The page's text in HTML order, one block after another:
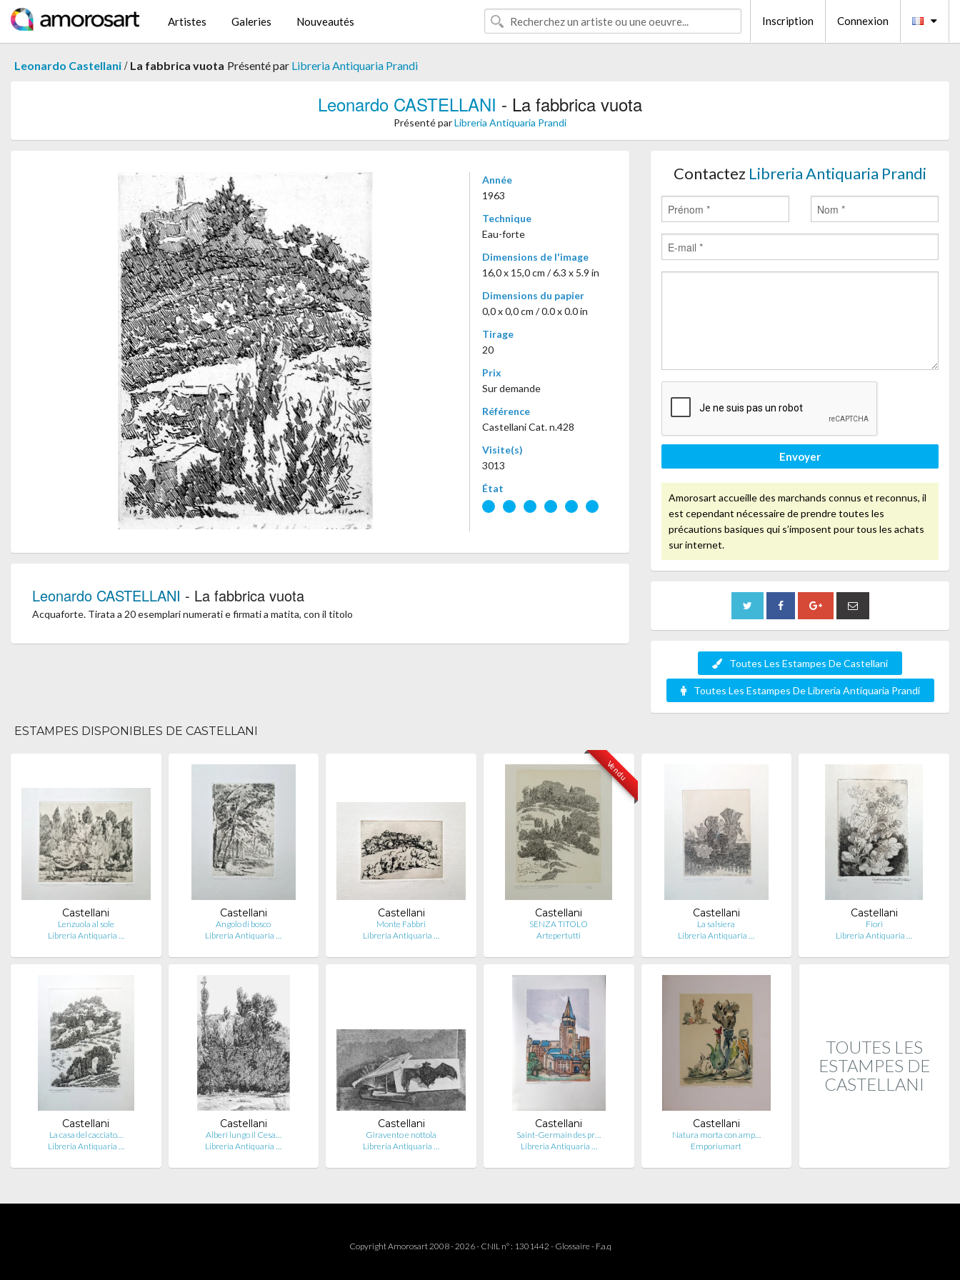
Artistes Galeries Nouveautés Inscription Connexion
Leonardo Castellani / La fabbrica vuota Présenté par Libreria Antiquaria Prandi
Leonardo CASTELLANI - La fabbrica vuota
Présenté parLibreria Antiquaria Prandi
Année
1963
Technique
Eau-forte
Dimensions de l'image
16,0 x 15,0 cm / 6.3 x 5.9 in
Dimensions du papier
0,0 x 0,0 cm / 0.0 x 0.0 in
Tirage
20
Prix
Sur demande
Référence
Castellani Cat. n.428
Visite(s)
3013
État
Leonardo CASTELLANI - La fabbrica vuota
Acquaforte. Tirata a 20 esemplari numerati e firmati a matita, con il titolo
Contactez Libreria Antiquaria Prandi
Envoyer
Amorosart accueille des marchands connus et reconnus, il
est cependant nécessaire de prendre toutes les
précautions basiques qui s’imposent pour tous les achats
sur internet.
Toutes Les Estampes De Castellani
Toutes Les Estampes De Libreria Antiquaria Prandi
ESTAMPES DISPONIBLES DE CASTELLANI
Castellani
Lenzuola al sole
Libreria Antiquaria …
Castellani
Angolo di bosco
Libreria Antiquaria …
Castellani
Monte Fabbri
Libreria Antiquaria …
Vendu
Castellani
SENZA TITOLO
Artepertutti
Castellani
La salsiera
Libreria Antiquaria …
Castellani
Fiori
Libreria Antiquaria …
Castellani
La casa del cacciato…
Libreria Antiquaria …
Castellani
Alberi lungo il Cesa…
Libreria Antiquaria …
Castellani
Giravento e nottola
Libreria Antiquaria …
Castellani
Saint-Germain des pr…
Libreria Antiquaria …
Castellani
Natura morta con amp…
Emporiumart
TOUTES LES
ESTAMPES DE
CASTELLANI
Copyright Amorosart 2008 - 2026 - CNIL n° : 1301442 - Glossaire- F.a.q